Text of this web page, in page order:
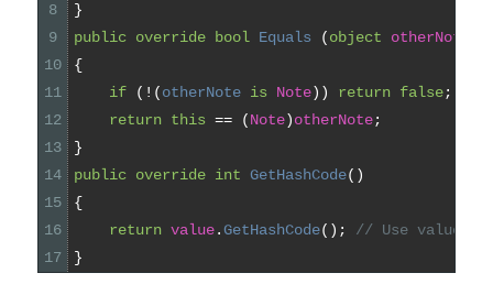
8
9
10
11
12
13
14
15
16
17
}
public override bool Equals (object otherNote
{
if
( ! (otherNote is Note) ) return false;
return this == (Note)otherNote;
}
public override int GetHashCode( )
{
return value.GetHashCode( ) ;
// Use value's
}